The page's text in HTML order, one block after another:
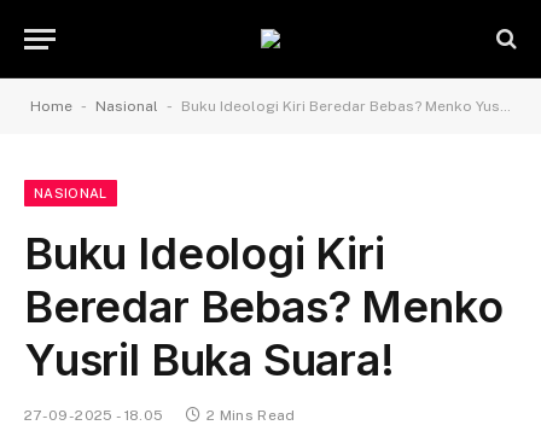
Home - Nasional - Buku Ideologi Kiri Beredar Bebas? Menko Yusril Buka Suara!
NASIONAL
Buku Ideologi Kiri
Beredar Bebas? Menko
Yusril Buka Suara!
27-09-2025 - 18.05 2 Mins Read